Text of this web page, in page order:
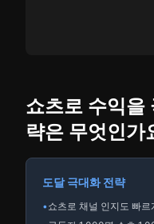
쇼츠로 수익을
략은 무엇인가
도달 극대화 전략
•쇼츠로 채널 인지도 빠르